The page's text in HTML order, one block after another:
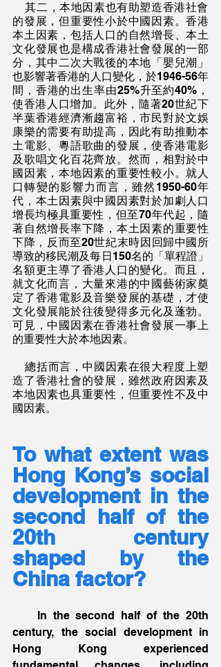
    其二，本地因素也有助塑造香港社會
的發展，但重要性小於中國因素。香港
本土因素，包括人口的自然增長、本土
文化發展也是構成香港社會發展的一部
分，其中二次大戰後的本地「嬰兒潮」
也影響著香港的人口變化，於1946-56年
間，香港的出生率由25%升至約40%，
使香港人口增加。此外，隨著20世紀下
半葉香港經濟漸趨富裕，市民對於文娛
康樂的需要有助提高，因此有助推動本
土電影、粵語歌曲的發展，使香港電影
及歌唱文化百花齊放。然而，相對於中
國因素，本地因素的重要性較小。就人
口轉變的影響力而言，雖然1950-60年
代，本土因素與中國因素對於加劇人口
增長均極具重要性，但至70年代起，隨
著自然增長率下降，本土因素的重要性
下降，反而至20世紀末時因回歸中國所
導致的移民潮及每日150名的「單程證」
名額更主導了香港人口的變化。而且，
就文化而言，大量來港的中國藝術家奠
定了香港電影及音樂發展的基礎，才使
文化發展能於往後變得多元化及蓬勃。
可見，中國因素在香港社會發展一事上
的重要性大於本地因素。
    總括而言，中國因素在很大程度上塑
造了香港社會的發展，雖然政府因素及
本地因素也具重要性，但重要性不及中
國因素。
To what extent was
Hong Kong’s social
development in the
second half of the
20th century
shaped by the
China factor?
century, the social development in
Hong Kong experienced